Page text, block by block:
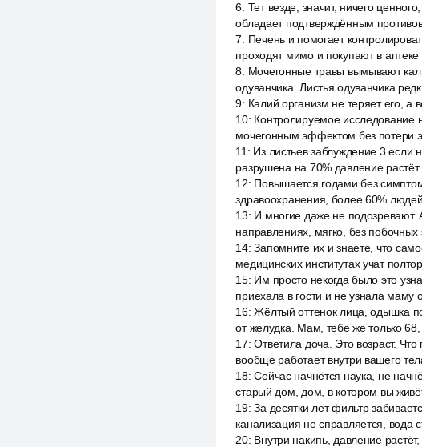
6: Тет везде, значит, ничего
обладает подтверждённым
7: Печень и помогает
проходят мимо и покупают в аптеке
8: Мочегонные травы вымывают
одуванчика. Листья одуванчика
9: Калий организм не теряет его, а
10: Контролируемое исследование
мочегонным эффектом без потери
11 : Из листьев заблуждение 3 если
разрушена на 70% давление растёт
12: Повышается годами без
здравоохранения, более 60%
13: И многие даже не подозревают.
направлениях, мягко, без
14:Запомните их и знаете, что
медицинских институтах учат
15: Им просто некогда было это
приехала в гости и не узнала маму
16:Жёлтый оттенок лица, одышка
от желудка. Мам, тебе же только
17:Ответила доча. Это возраст.
вообще работает внутри вашего
18:Сейчас начнётся наука, не
старый дом, дом, в котором вы
19:За десятки лет фильтр
канализация не справляется, вода
20: Внутри накипь, давление